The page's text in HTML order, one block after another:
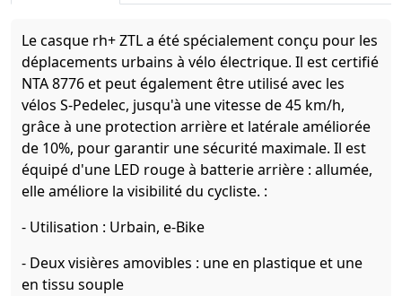
Le casque rh+ ZTL a été spécialement conçu pour les
déplacements urbains à vélo électrique. Il est certifié
NTA 8776 et peut également être utilisé avec les
vélos S-Pedelec, jusqu'à une vitesse de 45 km/h,
grâce à une protection arrière et latérale améliorée
de 10%, pour garantir une sécurité maximale. Il est
équipé d'une LED rouge à batterie arrière : allumée,
elle améliore la visibilité du cycliste. :
- Utilisation : Urbain, e-Bike
- Deux visières amovibles : une en plastique et une
en tissu souple